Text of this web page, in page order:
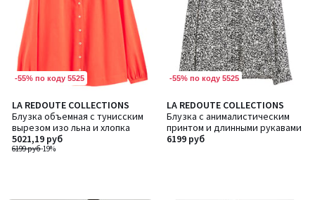
-55% по коду 5525
LA REDOUTE COLLECTIONS
Блузка объемная с тунисским
вырезом изо льна и хлопка
6199 руб-19%
5021,19 руб
-55% по коду 5525
LA REDOUTE COLLECTIONS
Блузка с анималистическим
принтом и длинными рукавами
6199 руб